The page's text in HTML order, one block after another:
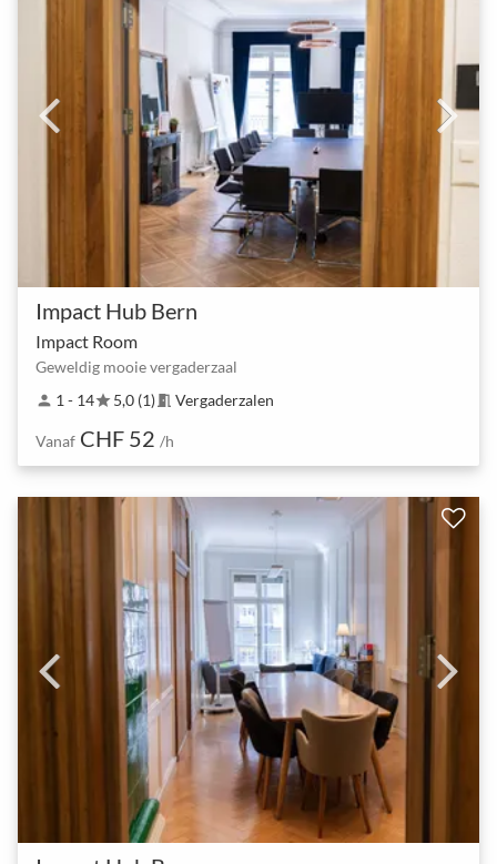
Impact Hub Bern
Impact Room
Geweldig mooie vergaderzaal
person 1 - 14star5,0 (1) meeting_room Vergaderzalen
Vanaf CHF 52 /h